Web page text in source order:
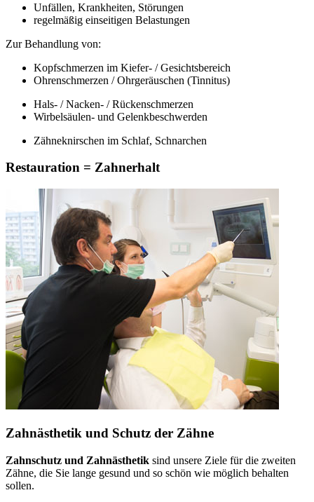
Unfällen, Krankheiten, Störungen
regelmäßig einseitigen Belastungen
Zur Behandlung von:
Kopfschmerzen im Kiefer- / Gesichtsbereich
Ohrenschmerzen / Ohrgeräuschen (Tinnitus)
Hals- / Nacken- / Rückenschmerzen
Wirbelsäulen- und Gelenkbeschwerden
Zähneknirschen im Schlaf, Schnarchen
Restauration = Zahnerhalt
Zahnästhetik und Schutz der Zähne
Zahnschutz und Zahnästhetik sind unsere Ziele für die zweiten
Zähne, die Sie lange gesund und so schön wie möglich behalten
sollen.